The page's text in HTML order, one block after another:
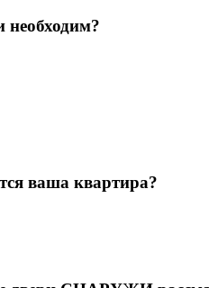
необходим?
ваша квартира?